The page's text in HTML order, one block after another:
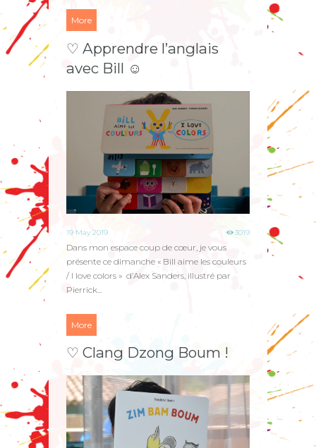
More
♡ Apprendre l’anglais
avec Bill ☺
19 May 2019 3019
Dans mon espace coup de cœur, je vous
présente ce dimanche « Bill aime les couleurs
/ I love colors » d’Alex Sanders, illustré par
Pierrick...
More
♡ Clang Dzong Boum !